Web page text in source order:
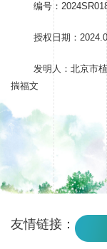
编号：
授权日期：
发明人：北京市
揣福文
友情链接：